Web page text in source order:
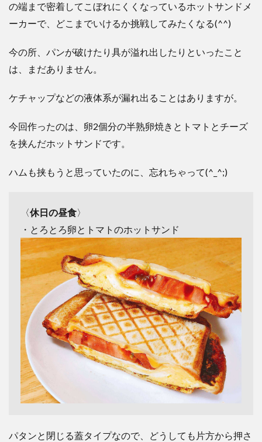
の端まで密着してこぼれにくくなっているホットサンドメ
ーカーで、どこまでいけるか挑戦してみたくなる(^^)
今の所、パンが破けたり具が溢れ出したりといったこと
は、まだありません。
ケチャップなどの液体系が漏れ出ることはありますが。
今回作ったのは、卵2個分の半熟卵焼きとトマトとチーズ
を挟んだホットサンドです。
ハムも挟もうと思っていたのに、忘れちゃって(^_^;)
〈休日の昼食〉
・とろとろ卵とトマトのホットサンド
パタンと閉じる蓋タイプなので、どうしても片方から押さ